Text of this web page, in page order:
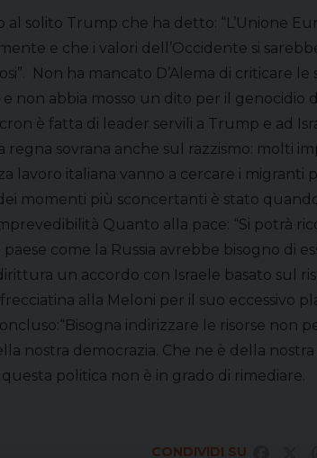
al solito Trump che ha detto: “L’Unione
e che i valori dell’Occidente si
Non ha mancato D’Alema di criticare le
non abbia mosso un dito per il genocidio
è fatta di leader servili a Trump e ad
regna sovrana anche sul razzismo: molti
lavoro italiana vanno a cercare i migranti
momenti più sconcertanti è stato
Quanto alla pace: “Si potrà
come la Russia avrebbe bisogno di
un accordo con Israele basato sul
alla Meloni per il suo eccessivo
indirizzare le risorse non
nostra democrazia. Che ne è della
politica non è in grado di rimediare.
CONDIVIDI SU